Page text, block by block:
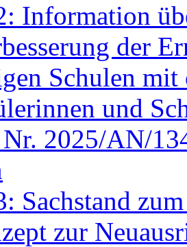
Information
der
Schulen
und
2025/AN/
Sachstand
zur